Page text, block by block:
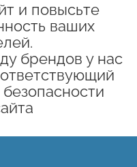
и повысьте
ваших
брендов у нас